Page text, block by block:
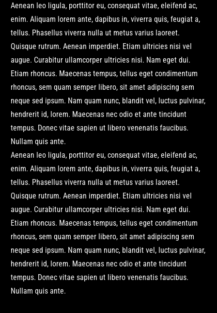
Aenean leo ligula, porttitor eu, consequat vitae, eleifend ac,
enim. Aliquam lorem ante, dapibus in, viverra quis, feugiat a,
tellus. Phasellus viverra nulla ut metus varius laoreet.
Quisque rutrum. Aenean imperdiet. Etiam ultricies nisi vel
augue. Curabitur ullamcorper ultricies nisi. Nam eget dui.
Etiam rhoncus. Maecenas tempus, tellus eget condimentum
rhoncus, sem quam semper libero, sit amet adipiscing sem
neque sed ipsum. Nam quam nunc, blandit vel, luctus pulvinar,
hendrerit id, lorem. Maecenas nec odio et ante tincidunt
tempus. Donec vitae sapien ut libero venenatis faucibus.
Nullam quis ante.
Aenean leo ligula, porttitor eu, consequat vitae, eleifend ac,
enim. Aliquam lorem ante, dapibus in, viverra quis, feugiat a,
tellus. Phasellus viverra nulla ut metus varius laoreet.
Quisque rutrum. Aenean imperdiet. Etiam ultricies nisi vel
augue. Curabitur ullamcorper ultricies nisi. Nam eget dui.
Etiam rhoncus. Maecenas tempus, tellus eget condimentum
rhoncus, sem quam semper libero, sit amet adipiscing sem
neque sed ipsum. Nam quam nunc, blandit vel, luctus pulvinar,
hendrerit id, lorem. Maecenas nec odio et ante tincidunt
tempus. Donec vitae sapien ut libero venenatis faucibus.
Nullam quis ante.